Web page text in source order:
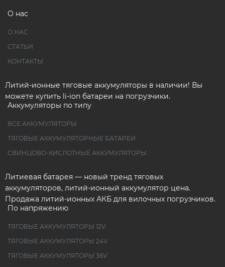
О нас
О НАС
СТАТЬИ
КОНТАКТЫ
Литий-ионные тяговые аккумуляторы в наличии! Вы
можете купить li-ion батареи на погрузчики.
Аккумуляторы по типу
ВСЕ АККУМУЛЯТОРЫ
ТЯГОВЫЕ АККУМУЛЯТОРНЫЕ БАТАРЕИ
СВИНЦОВО-КИСЛОТНЫЕ АККУМУЛЯТОРЫ
Литиевая батарея — новый тренд тяговых
аккумуляторов, литий-ионный аккумулятор цена.
Продажа литий-ионных АКБ для вилочных погрузчиков.
По напряжению
ТЯГОВЫЕ АККУМУЛЯТОРЫ 12V
ТЯГОВЫЕ АККУМУЛЯТОРЫ 24V
ТЯГОВЫЕ АККУМУЛЯТОРЫ 36V